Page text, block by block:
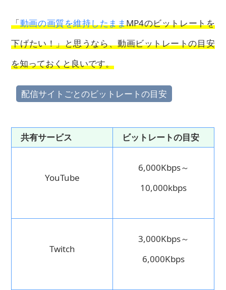
「動画の画質を維持したままMP4のビットレートを
下げたい！」と思うなら、動画ビットレートの目安
を知っておくと良いです。
配信サイトごとのビットレートの目安
共有サービス ビットレートの目安
YouTube
6,000Kbps～
10,000kbps
Twitch
3,000Kbps～
6,000Kbps